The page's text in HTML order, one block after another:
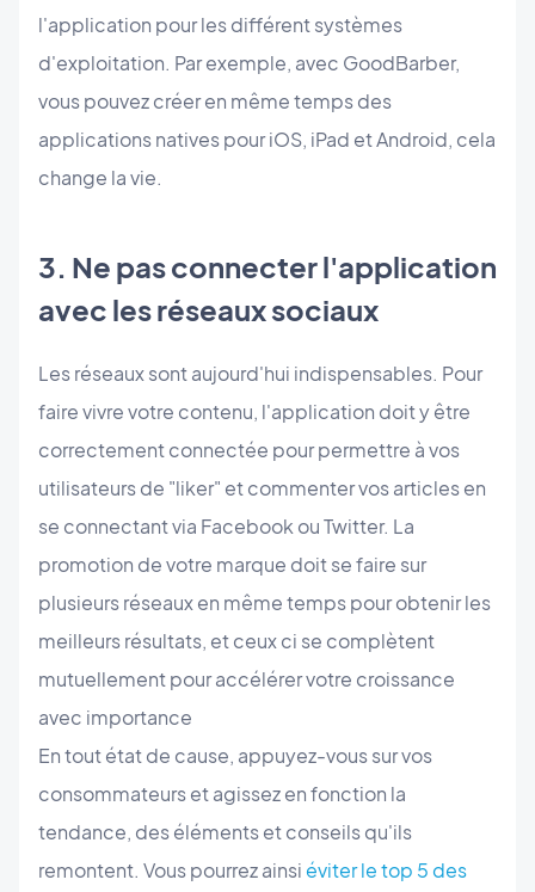
l'application pour les différent systèmes
d'exploitation. Par exemple, avec GoodBarber,
vous pouvez créer en même temps des
applications natives pour iOS, iPad et Android, cela
change la vie.
3. Ne pas connecter l'application
avec les réseaux sociaux
Les réseaux sont aujourd'hui indispensables. Pour
faire vivre votre contenu, l'application doit y être
correctement connectée pour permettre à vos
utilisateurs de "liker" et commenter vos articles en
se connectant via Facebook ou Twitter. La
promotion de votre marque doit se faire sur
plusieurs réseaux en même temps pour obtenir les
meilleurs résultats, et ceux ci se complètent
mutuellement pour accélérer votre croissance
avec importance
En tout état de cause, appuyez-vous sur vos
consommateurs et agissez en fonction la
tendance, des éléments et conseils qu'ils
remontent. Vous pourrez ainsi éviter le top 5 des